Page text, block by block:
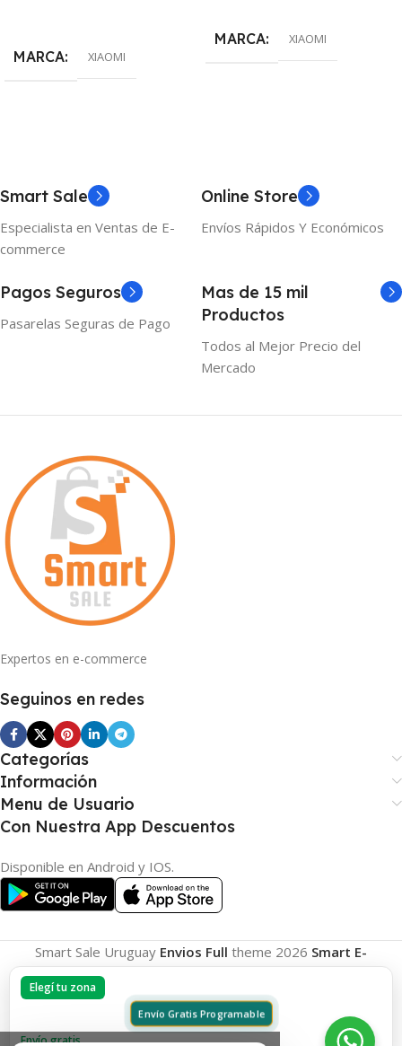
Elegí tu zona
Envío Gratis Programable
Envío gratis
MARCA XIAOMI
MARCA XIAOMI
Smart Sale
Especialista en Ventas de E-
commerce
Online Store
Envíos Rápidos Y Económicos
Pagos Seguros
Pasarelas Seguras de Pago
Mas de 15 mil
Productos
Todos al Mejor Precio del
Mercado
Expertos en e-commerce
Seguinos en redes
Categorías
Información
Menu de Usuario
Con Nuestra App Descuentos
Disponible en Android y IOS.
Smart Sale Uruguay Envios Full theme 2026 Smart E-